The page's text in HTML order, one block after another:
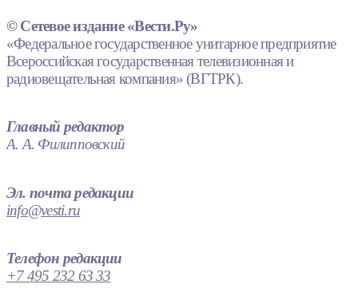
© Сетевое издание «Вести.Ру»
«Федеральное государственное унитарное предприятие
Всероссийская государственная телевизионная и
радиовещательная компания» (ВГТРК).
Главный редактор
А. А. Филипповский
Эл. почта редакции
info@vesti.ru
Телефон редакции
+7 495 232 63 33